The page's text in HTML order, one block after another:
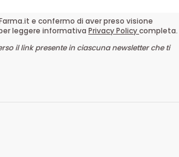
e confermo di aver preso visione
leggere informativa Privacy Policycompleta.
il link presente in ciascuna newsletter che ti